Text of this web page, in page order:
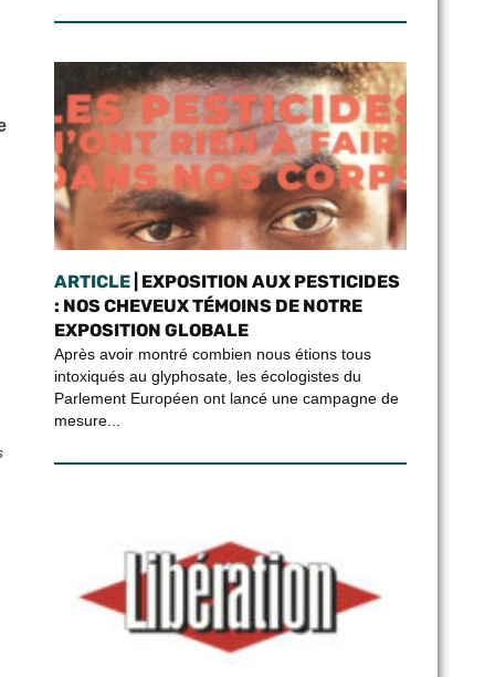
ARTICLE| EXPOSITION AUX PESTICIDES
: NOS CHEVEUX TÉMOINS DE NOTRE
EXPOSITION GLOBALE
Après avoir montré combien nous étions tous
intoxiqués au glyphosate, les écologistes du
Parlement Européen ont lancé une campagne de
mesure...